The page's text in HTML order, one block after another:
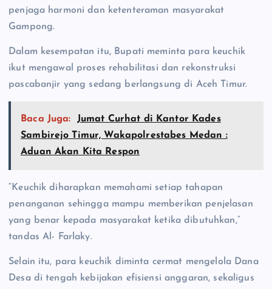
penjaga harmoni dan ketenteraman masyarakat
Gampong.
Dalam kesempatan itu, Bupati meminta para keuchik
ikut mengawal proses rehabilitasi dan rekonstruksi
pascabanjir yang sedang berlangsung di Aceh Timur.
Baca Juga:
Jumat Curhat di Kantor Kades
Sambirejo Timur, Wakapolrestabes Medan :
Aduan Akan Kita Respon
“Keuchik diharapkan memahami setiap tahapan
penanganan sehingga mampu memberikan penjelasan
yang benar kepada masyarakat ketika dibutuhkan,”
tandas Al- Farlaky.
Selain itu, para keuchik diminta cermat mengelola Dana
Desa di tengah kebijakan efisiensi anggaran, sekaligus